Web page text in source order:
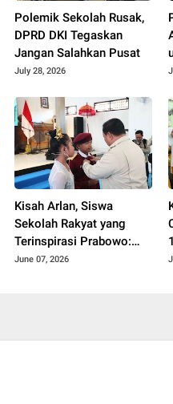
Polemik Sekolah Rusak,
DPRD DKI Tegaskan
Jangan Salahkan Pusat
July 28, 2026
Kisah Arlan, Siswa
Sekolah Rakyat yang
Terinspirasi Prabowo:
Ingin Jadi Menteri
June 07, 2026